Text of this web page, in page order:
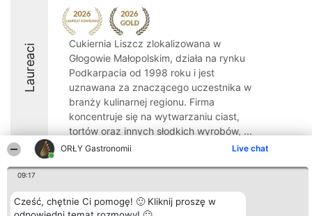
ORŁY Gastronomii Live chat
09:17
Cześć, chętnie Ci pomogę! 🙂 Kliknij proszę w
Laureaci
Cukiernia Liszcz zlokalizowana w
Głogowie Małopolskim, działa na rynku
Podkarpacia od 1998 roku i jest
uznawana za znaczącego uczestnika w
branży kulinarnej regionu. Firma
koncentruje się na wytwarzaniu ciast,
tortów oraz innych słodkich wyrobów, ...
9.3
Organizator plebiscytu Plebiscyt Kontakt